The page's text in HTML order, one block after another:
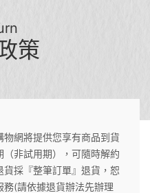
策
網將提供您享有商品到貨
非試用期），可隨時解約
採『整筆訂單』退貨，恕
(請依據退貨辦法先辦理